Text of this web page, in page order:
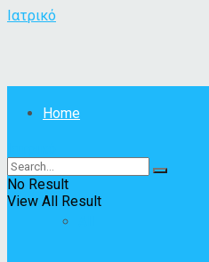
Ιατρικό
Home
Ασθένειες
No Result
View All Result